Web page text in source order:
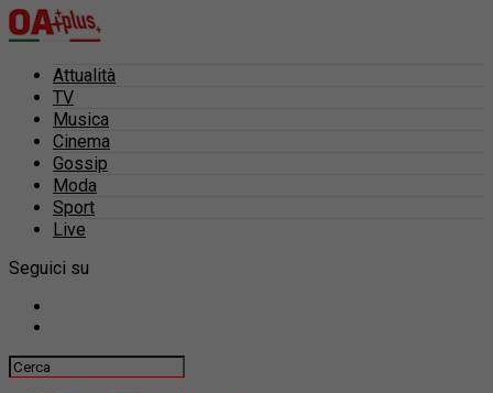
Attualità
TV
Musica
Cinema
Gossip
Moda
Sport
Live
Seguici su